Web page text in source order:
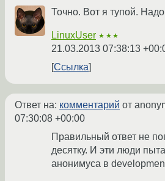
Точно. Вот я тупой.
LinuxUser ★★★
21.03.2013 07:38:13
Ссылка
Ответ на: комментарий от
07:30:08 +00:00
Правильный ответ не
десятку. И эти люди
анонимуса в